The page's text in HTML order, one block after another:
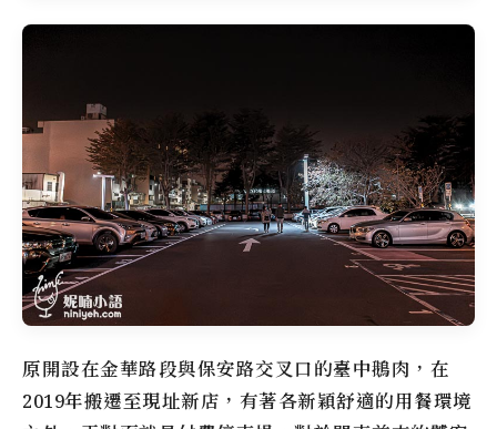
原開設在金華路段與保安路交叉口的臺中鵝肉，在
2019年搬遷至現址新店，有著各新穎舒適的用餐環境